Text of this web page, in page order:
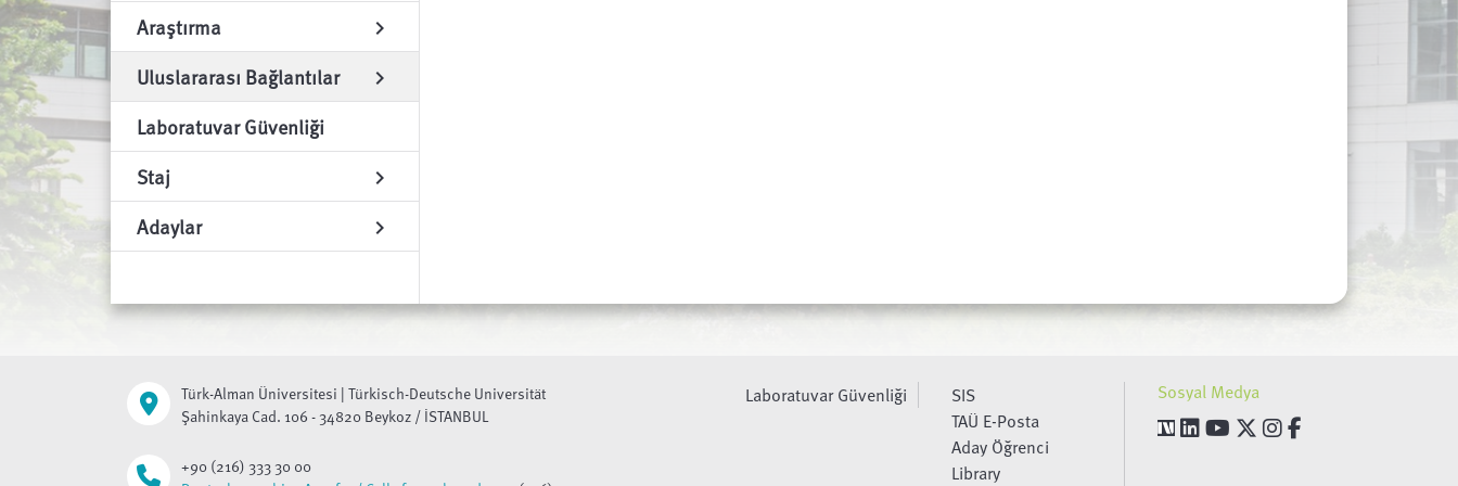
Araştırma chevron_right
Uluslararası Bağlantılar chevron_right
Laboratuvar Güvenliği
Staj
chevron_right
Adaylar chevron_right
Türk-Alman Üniversitesi | Türkisch-Deutsche Universität
Şahinkaya Cad. 106 - 34820 Beykoz / İSTANBUL
+90 (216) 333 30 00
Laboratuvar Güvenliği
SIS
TAÜ E-Posta
Aday Öğrenci
Library
Sosyal Medya